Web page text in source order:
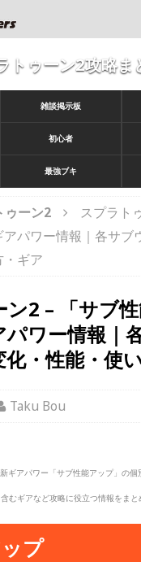
トゥーン2攻略
雑談掲示板
初心者
最強ブキ
ゥーン2
スプラト
パワー情報｜各サブ
ギア
2 – 「サブ
ワー情報｜
・性能・使
Taku Bou
ギアパワー「サブ性能アップ」の個
むギアなど攻略に役立つ情報をまと
プ